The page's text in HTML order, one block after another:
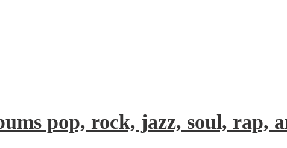
pop, rock, jazz, soul, rap,